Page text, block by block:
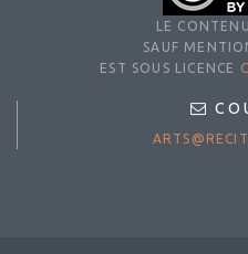
LE
SAUF
EST SOUS LICENCE